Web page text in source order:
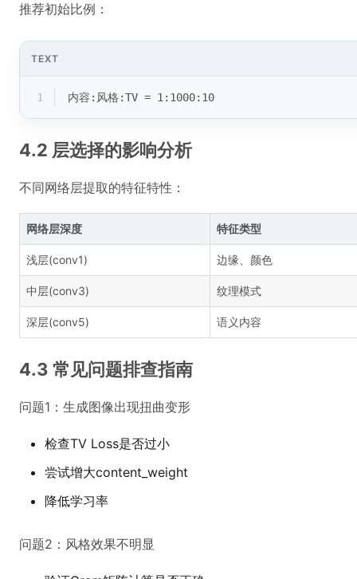
推荐初始比例：
TEXT
1 内容:风格:TV = 1:1000:10
4.2 层选择的影响分析
不同网络层提取的特征特性：
网络层深度 特征类型
浅层(conv1) 边缘、颜色
中层(conv3) 纹理模式
深层(conv5) 语义内容
4.3 常见问题排查指南
问题1：生成图像出现扭曲变形
检查TV Loss是否过小
尝试增大content_weight
降低学习率
问题2：风格效果不明显